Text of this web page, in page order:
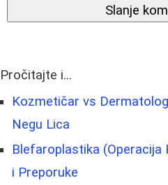
Slanje
Pročitajte i...
Kozmetičar vs
Negu Lica
Blefaroplastika (Operacija
i Preporuke